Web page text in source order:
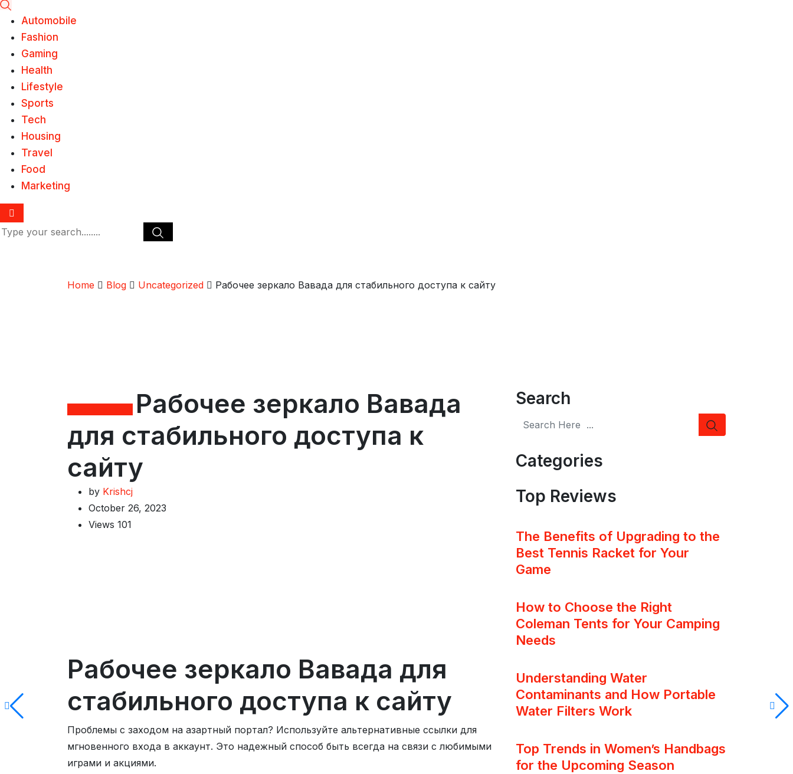
Automobile
Fashion
Gaming
Health
Lifestyle
Sports
Tech
Housing
Travel
Food
Marketing
Home Blog Uncategorized Рабочее зеркало Вавада для стабильного доступа к сайту
Рабочее зеркало Вавада
для стабильного доступа к
сайту
by Krishcj
October 26, 2023
Views 101
Рабочее зеркало Вавада для
стабильного доступа к сайту
Проблемы с заходом на азартный портал? Используйте альтернативные ссылки для
мгновенного входа в аккаунт. Это надежный способ быть всегда на связи с любимыми
играми и акциями.
Search
Categories
Top Reviews
The Benefits of Upgrading to the
Best Tennis Racket for Your
Game
How to Choose the Right
Coleman Tents for Your Camping
Needs
Understanding Water
Contaminants and How Portable
Water Filters Work
Top Trends in Women’s Handbags
for the Upcoming Season